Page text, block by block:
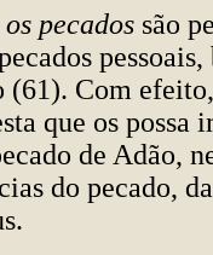
pecados são
(61). Com
que os possa
de Adão,
do pecado,